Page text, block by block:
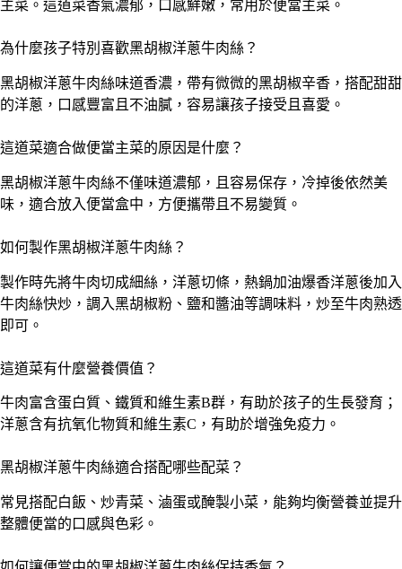
主菜。這道菜香氣濃郁，口感鮮嫩，常用於便當主菜。
為什麼孩子特別喜歡黑胡椒洋蔥牛肉絲？
黑胡椒洋蔥牛肉絲味道香濃，帶有微微的黑胡椒辛香，搭配甜甜
的洋蔥，口感豐富且不油膩，容易讓孩子接受且喜愛。
這道菜適合做便當主菜的原因是什麼？
黑胡椒洋蔥牛肉絲不僅味道濃郁，且容易保存，冷掉後依然美
味，適合放入便當盒中，方便攜帶且不易變質。
如何製作黑胡椒洋蔥牛肉絲？
製作時先將牛肉切成細絲，洋蔥切條，熱鍋加油爆香洋蔥後加入
牛肉絲快炒，調入黑胡椒粉、鹽和醬油等調味料，炒至牛肉熟透
即可。
這道菜有什麼營養價值？
牛肉富含蛋白質、鐵質和維生素B群，有助於孩子的生長發育；
洋蔥含有抗氧化物質和維生素C，有助於增強免疫力。
黑胡椒洋蔥牛肉絲適合搭配哪些配菜？
常見搭配白飯、炒青菜、滷蛋或醃製小菜，能夠均衡營養並提升
整體便當的口感與色彩。